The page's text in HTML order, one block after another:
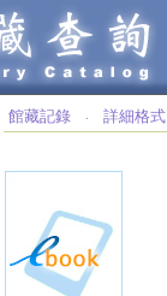
館藏記錄 ‧ 詳細格式